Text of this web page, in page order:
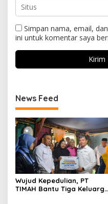
Simpan nama, email,
ini untuk komentar saya
News Feed
Wujud Kepedulian, PT
TIMAH Bantu Tiga Keluarga